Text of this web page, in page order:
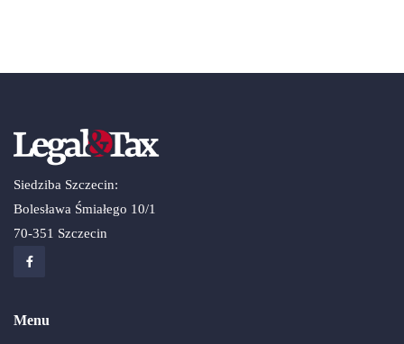
Siedziba Szczecin:
Bolesława Śmiałego 10/1
70-351 Szczecin
Menu